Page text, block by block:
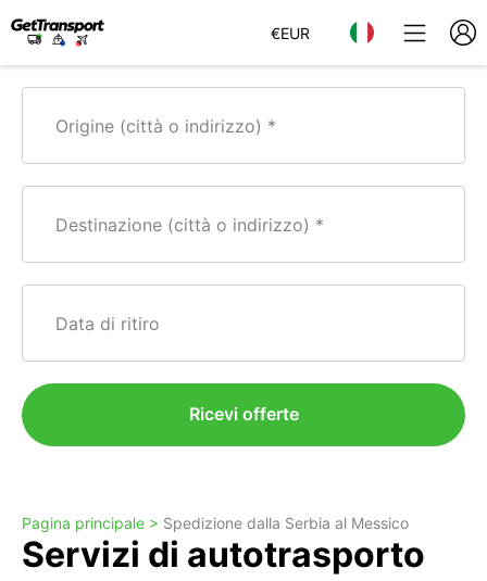
€EUR
Origine (città o indirizzo)
Destinazione (città o indirizzo)
Data di ritiro
Ricevi offerte
Pagina principale > Spedizione dalla Serbia al Messico
Servizi di autotrasporto